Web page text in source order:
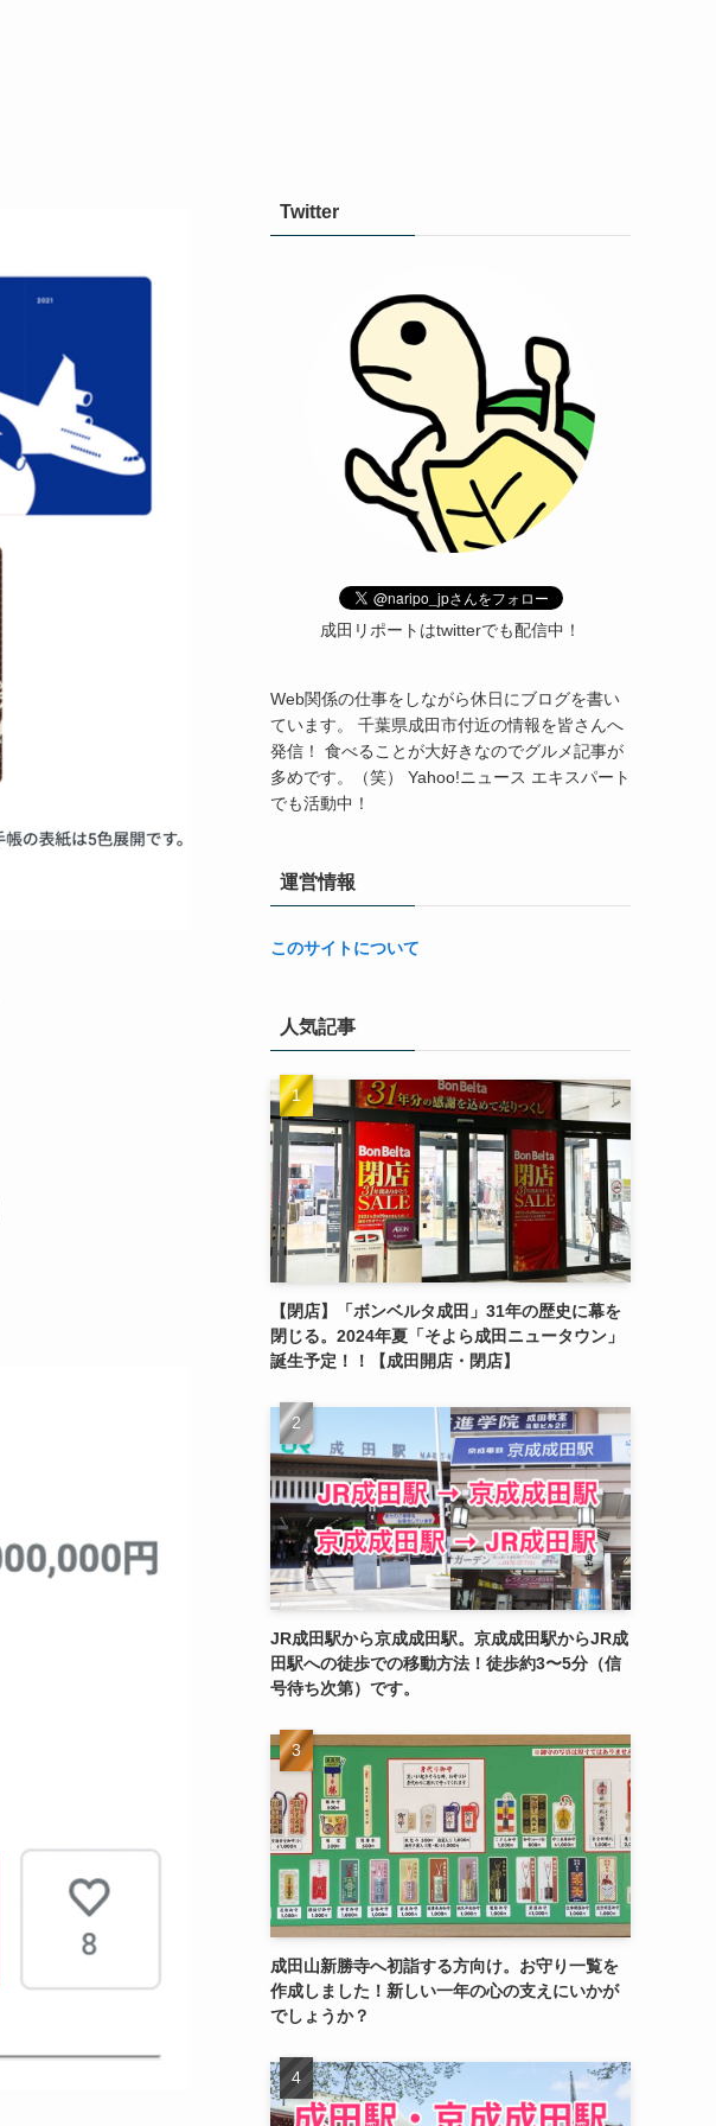
Twitter
成田リポートはtwitterでも配信中！
Web関係の仕事をしながら休日にブログを書い
ています。 千葉県成田市付近の情報を皆さんへ
発信！ 食べることが大好きなのでグルメ記事が
多めです。（笑） Yahoo!ニュース エキスパート
でも活動中！
運営情報
このサイトについて
人気記事
【閉店】「ボンベルタ成田」31年の歴史に幕を
閉じる。2024年夏「そよら成田ニュータウン」
誕生予定！！【成田開店・閉店】
JR成田駅から京成成田駅。京成成田駅からJR成
田駅への徒歩での移動方法！徒歩約3〜5分（信
号待ち次第）です。
成田山新勝寺へ初詣する方向け。お守り一覧を
作成しました！新しい一年の心の支えにいかが
でしょうか？